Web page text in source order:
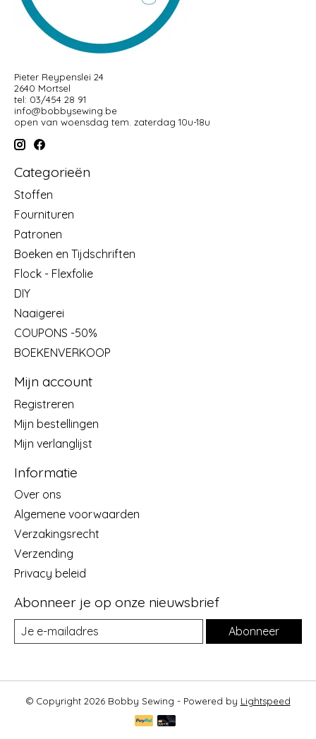
Pieter Reypenslei 24
2640 Mortsel
tel: 03/454 28 91
info@bobbysewing.be
open van woensdag tem. zaterdag 10u-18u
Categorieën
Stoffen
Fournituren
Patronen
Boeken en Tijdschriften
Flock - Flexfolie
DIY
Naaigerei
COUPONS -50%
BOEKENVERKOOP
Mijn account
Registreren
Mijn bestellingen
Mijn verlanglijst
Informatie
Over ons
Algemene voorwaarden
Verzakingsrecht
Verzending
Privacy beleid
Abonneer je op onze nieuwsbrief
Abonneer
© Copyright 2026 Bobby Sewing - Powered by Lightspeed